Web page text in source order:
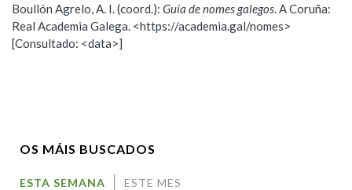
ESCOLLE UNHA OPCIÓN:
Observación
Boullón Agrelo, A. I. (coord.): Guía de nomes galegos. A Coruña:
Real Academia Galega. <https://academia.gal/nomes>
[Consultado: <data>]
OS MÁIS BUSCADOS
ESTA SEMANA ESTE MES